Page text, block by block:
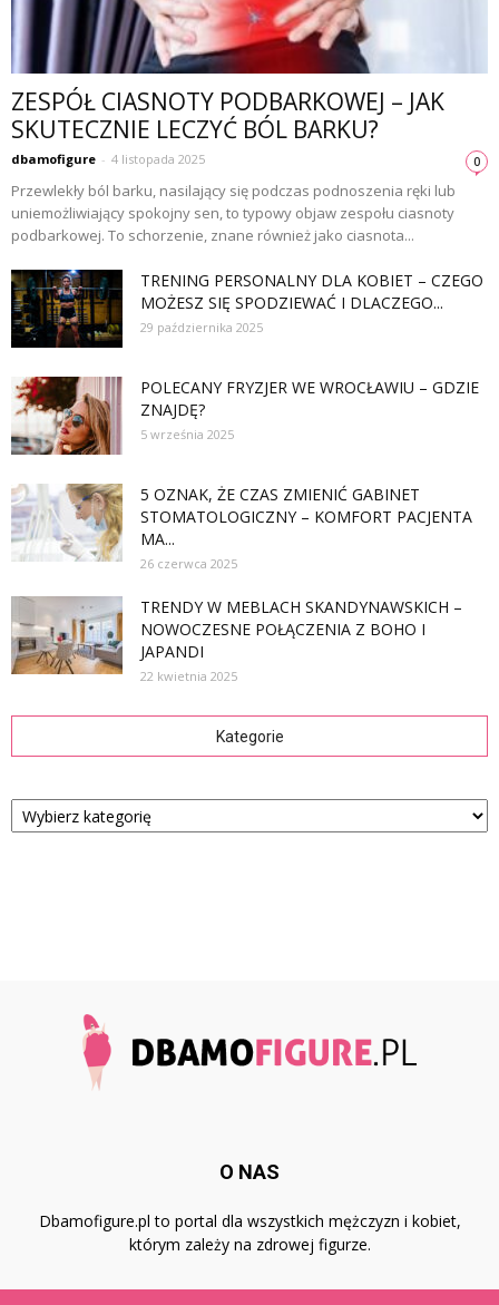
ZESPÓŁ CIASNOTY PODBARKOWEJ – JAK
SKUTECZNIE LECZYĆ BÓL BARKU?
dbamofigure - 4 listopada 2025 0
Przewlekły ból barku, nasilający się podczas podnoszenia ręki lub
uniemożliwiający spokojny sen, to typowy objaw zespołu ciasnoty
podbarkowej. To schorzenie, znane również jako ciasnota...
TRENING PERSONALNY DLA KOBIET – CZEGO
MOŻESZ SIĘ SPODZIEWAĆ I DLACZEGO...
29 października 2025
POLECANY FRYZJER WE WROCŁAWIU – GDZIE
ZNAJDĘ?
5 września 2025
5 OZNAK, ŻE CZAS ZMIENIĆ GABINET
STOMATOLOGICZNY – KOMFORT PACJENTA
MA...
26 czerwca 2025
TRENDY W MEBLACH SKANDYNAWSKICH –
NOWOCZESNE POŁĄCZENIA Z BOHO I
JAPANDI
22 kwietnia 2025
Kategorie
Kategorie
O NAS
Dbamofigure.pl to portal dla wszystkich mężczyzn i kobiet,
którym zależy na zdrowej figurze.